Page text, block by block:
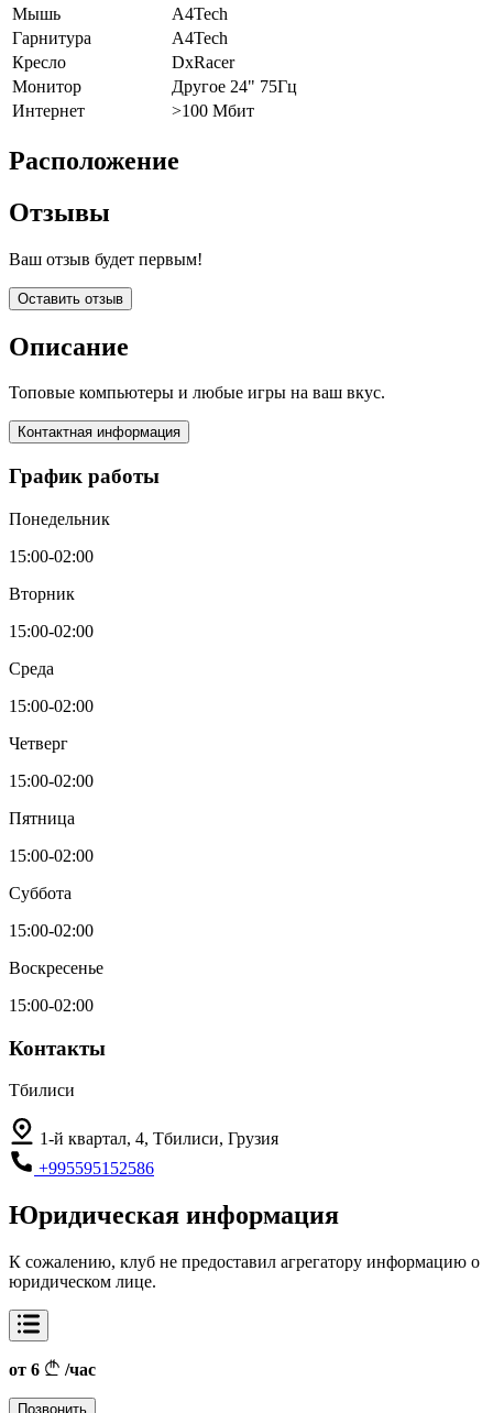
Мышь
A4Tech
Гарнитура
A4Tech
Кресло
DxRacer
Монитор
Другое 24" 75Гц
Интернет
>100 Мбит
Расположение
Отзывы
Ваш отзыв будет первым!
Оставить отзыв
Описание
Топовые компьютеры и любые игры на ваш вкус.
Контактная информация
График работы
Понедельник
15:00-02:00
Вторник
15:00-02:00
Среда
15:00-02:00
Четверг
15:00-02:00
Пятница
15:00-02:00
Суббота
15:00-02:00
Воскресенье
15:00-02:00
Контакты
Тбилиси
1-й квартал, 4, Тбилиси, Грузия
+995595152586
Юридическая информация
К сожалению, клуб не предоставил агрегатору информацию о
юридическом лице.
от 6 /час
Позвонить